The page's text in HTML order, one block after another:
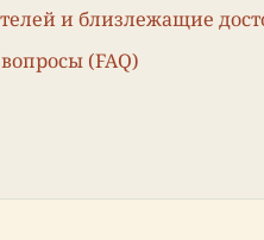
и близлежащие
(FAQ)